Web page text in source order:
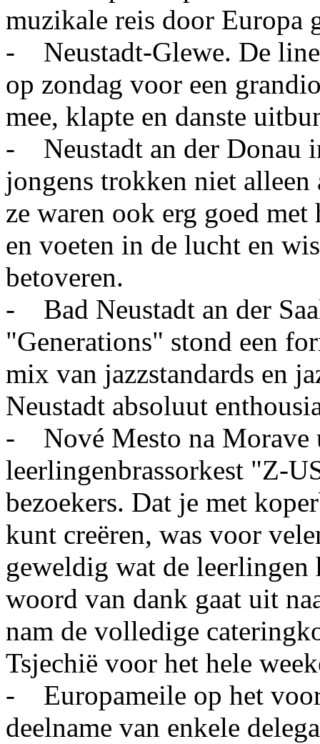
muzikale reis door Europa
- Neustadt-Glewe. De
op zondag voor een
mee, klapte en danste
- Neustadt an der Donau
jongens trokken niet
ze waren ook erg goed
en voeten in de lucht en
betoveren.
- Bad Neustadt an der
"Generations" stond een
mix van jazzstandards en
Neustadt absoluut
- Nové Mesto na Morave
leerlingenbrassorkest "Z-
bezoekers. Dat je met
kunt creëren, was voor
geweldig wat de leerlingen
woord van dank gaat uit
nam de volledige
Tsjechië voor het hele
- Europameile op het
deelname van enkele